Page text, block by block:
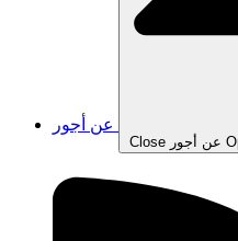
Close عن أجور